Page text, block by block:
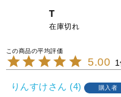
T
在庫切れ
5.00 1
りんすけ 4 購入者